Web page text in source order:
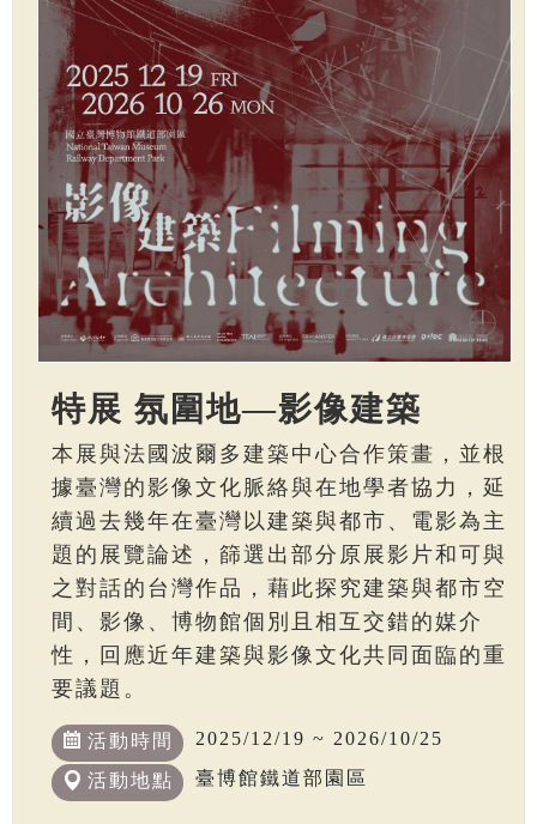
特展 氛圍地—影像建築
本展與法國波爾多建築中心合作策畫，並根
據臺灣的影像文化脈絡與在地學者協力，延
續過去幾年在臺灣以建築與都市、電影為主
題的展覽論述，篩選出部分原展影片和可與
之對話的台灣作品，藉此探究建築與都市空
間、影像、博物館個別且相互交錯的媒介
性，回應近年建築與影像文化共同面臨的重
要議題。
活動時間 2025/12/19 ~ 2026/10/25
活動地點 臺博館鐵道部園區